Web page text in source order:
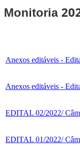
Monitoria
Anexos editáveis -
Anexos editáveis -
EDITAL 02/2022/
EDITAL 01/2022/